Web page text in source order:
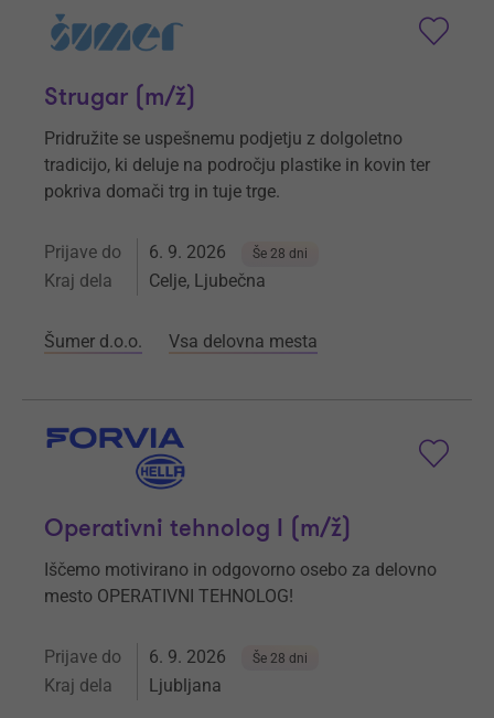
Strugar (m/ž)
Pridružite se uspešnemu podjetju z dolgoletno
tradicijo, ki deluje na področju plastike in kovin ter
pokriva domači trg in tuje trge.
Prijave do 6. 9. 2026 Še 28 dni
Kraj dela Celje, Ljubečna
Šumer d.o.o. Vsa delovna mesta
Operativni tehnolog I (m/ž)
Iščemo motivirano in odgovorno osebo za delovno
mesto OPERATIVNI TEHNOLOG!
Prijave do 6. 9. 2026 Še 28 dni
Kraj dela Ljubljana